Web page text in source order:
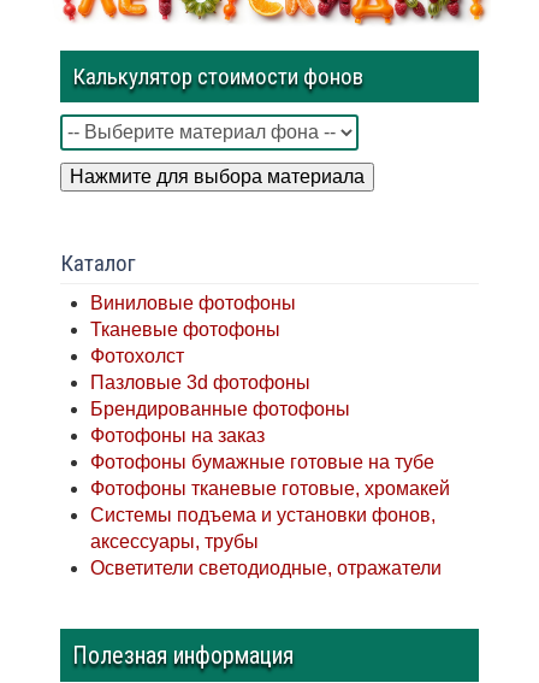
Калькулятор стоимости фонов
Нажмите для выбора материала
Каталог
Виниловые фотофоны
Тканевые фотофоны
Фотохолст
Пазловые 3d фотофоны
Брендированные фотофоны
Фотофоны на заказ
Фотофоны бумажные готовые на тубе
Фотофоны тканевые готовые, хромакей
Системы подъема и установки фонов,
аксессуары, трубы
Осветители светодиодные, отражатели
Полезная информация